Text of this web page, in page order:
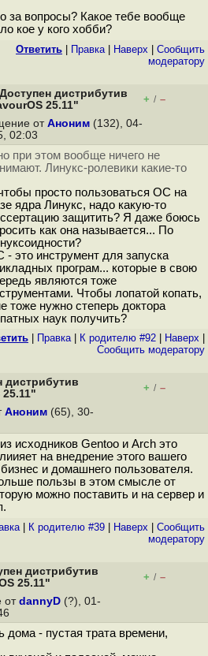
за вопросы? Какое тебе вообще
кое у кого хобби?
Ответить Правка| Наверх
Cообщить
модератору
дистрибутив
25.11"
+ / –
от Аноним (132), 04-
02:03
при этом вообще ничего не
Линукс-ролевики какие-то
просто пользоваться ОС на
ядра Линукс, надо какую-то
защитить? Я даже боюсь
как она называется... По
- это инструмент для запуска
програм... которые в свою
являются тоже
Чтобы лопатой копать,
тоже нужно степерь доктора
наук получить?
Правка| К родителю #92 Наверх
Cообщить модератору
дистрибутив
25.11"
+ / –
Аноним (65), 30-
исходников Gentoo и Arch это
на внедрение этого вашего
и домашнего пользователя.
пользы в этом смысле от
можно поставить и на сервер и
| К родителю #39 Наверх
Cообщить
модератору
дистрибутив
25.11"
+ / –
от dannyD (?), 01-
дома - пустая трата времени,